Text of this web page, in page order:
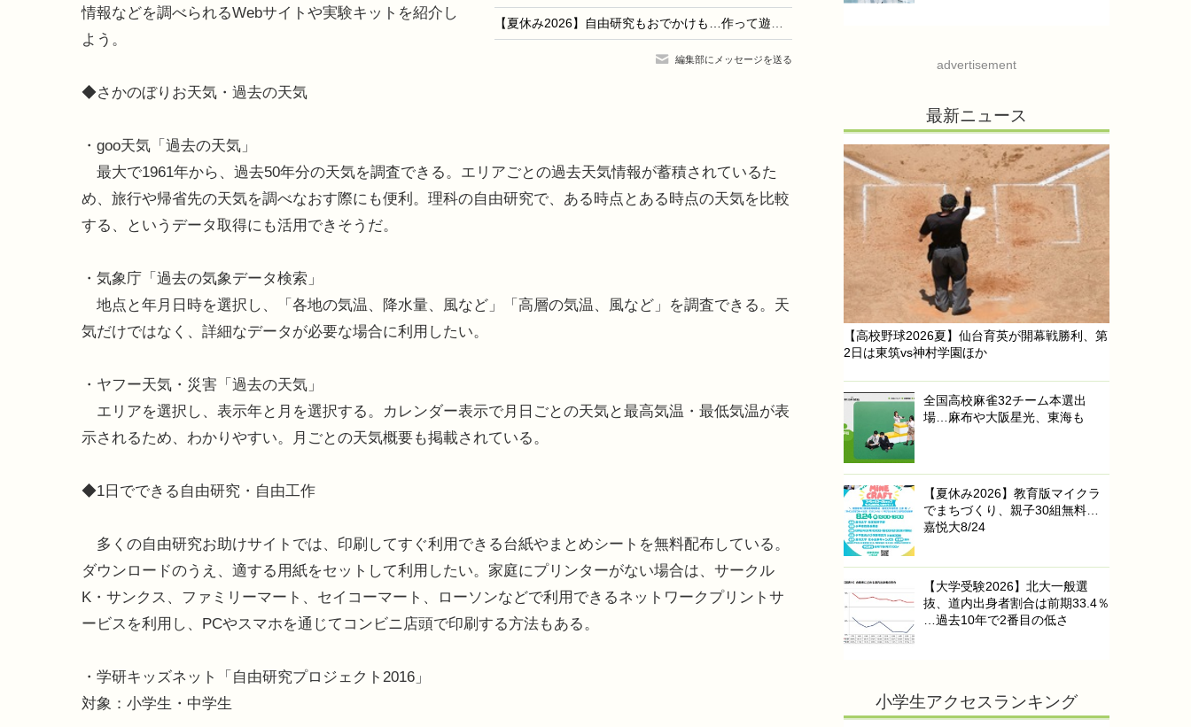
【夏休み2026】自由研究もおでかけも…作って遊んで学べるキットを紹介
編集部にメッセージを送る
情報などを調べられるWebサイトや実験キットを紹介し
よう。
◆さかのぼりお天気・過去の天気
・goo天気「過去の天気」
最大で1961年から、過去50年分の天気を調査できる。エリアごとの過去天気情報が蓄積されているた
め、旅行や帰省先の天気を調べなおす際にも便利。理科の自由研究で、ある時点とある時点の天気を比較
する、というデータ取得にも活用できそうだ。
・気象庁「過去の気象データ検索」
地点と年月日時を選択し、「各地の気温、降水量、風など」「高層の気温、風など」を調査できる。天
気だけではなく、詳細なデータが必要な場合に利用したい。
・ヤフー天気・災害「過去の天気」
エリアを選択し、表示年と月を選択する。カレンダー表示で月日ごとの天気と最高気温・最低気温が表
示されるため、わかりやすい。月ごとの天気概要も掲載されている。
◆1日でできる自由研究・自由工作
多くの自由研究お助けサイトでは、印刷してすぐ利用できる台紙やまとめシートを無料配布している。
ダウンロードのうえ、適する用紙をセットして利用したい。家庭にプリンターがない場合は、サークル
K・サンクス、ファミリーマート、セイコーマート、ローソンなどで利用できるネットワークプリントサ
ービスを利用し、PCやスマホを通じてコンビニ店頭で印刷する方法もある。
・学研キッズネット「自由研究プロジェクト2016」
対象：小学生・中学生
advertisement
最新ニュース
【高校野球2026夏】仙台育英が開幕戦勝利、第
2日は東筑vs神村学園ほか
全国高校麻雀32チーム本選出
場…麻布や大阪星光、東海も
【夏休み2026】教育版マイクラ
でまちづくり、親子30組無料…
嘉悦大8/24
【大学受験2026】北大一般選
抜、道内出身者割合は前期33.4％
…過去10年で2番目の低さ
小学生アクセスランキング